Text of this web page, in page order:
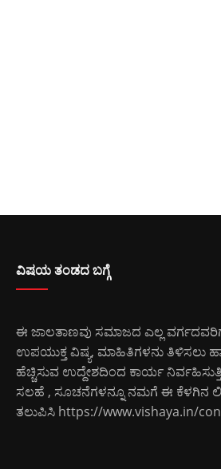
ವಿಷಯ ತಂಡದ ಬಗ್ಗೆ
ಈ ಜಾಲತಾಣವು ಸಮಾಜದ ಎಲ್ಲ
ಉಪಯುಕ್ತ ವಿಷ್ಯ, ಮಾಹಿತಿಗಳನು ತಿಳಿಸಲು
ಹೆಚ್ಚಿಸುವ ಉದ್ದೇಶದಿಂದ ಕಾರ್ಯ
ಸಲಹೆ , ಸೂಚನೆಗಳನ್ನೂ ನಮಗೆ ಈ
ತಲುಪಿಸಿ https://www.vishaya.in/